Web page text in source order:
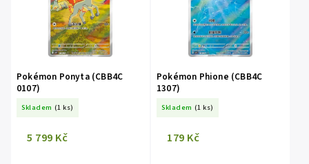
Abecedně
Pokémon Ponyta (CBB4C
0107)
Skladem (1 ks)
5 799 Kč
Pokémon Phione (CBB4C
1307)
Skladem (1 ks)
179 Kč